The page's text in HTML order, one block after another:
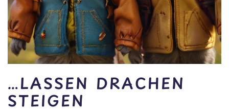
…LASSEN DRACHEN
STEIGEN